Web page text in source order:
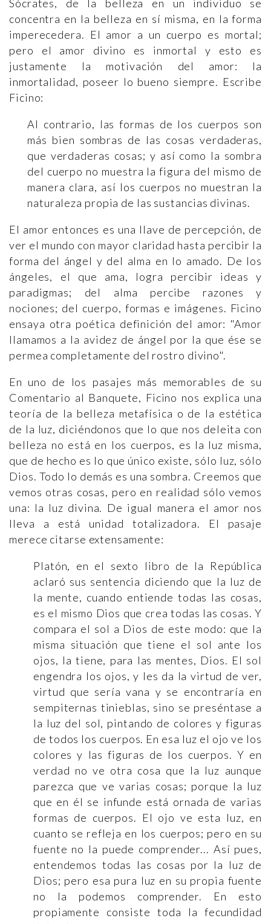
Sócrates, de la belleza en un individuo se
concentra en la belleza en sí misma, en la forma
imperecedera. El amor a un cuerpo es mortal;
pero el amor divino es inmortal y esto es
justamente la motivación del amor: la
inmortalidad, poseer lo bueno siempre. Escribe
Ficino:
Al contrario, las formas de los cuerpos son
más bien sombras de las cosas verdaderas,
que verdaderas cosas; y así como la sombra
del cuerpo no muestra la figura del mismo de
manera clara, así los cuerpos no muestran la
naturaleza propia de las sustancias divinas.
El amor entonces es una llave de percepción, de
ver el mundo con mayor claridad hasta percibir la
forma del ángel y del alma en lo amado. De los
ángeles, el que ama, logra percibir ideas y
paradigmas; del alma percibe razones y
nociones; del cuerpo, formas e imágenes. Ficino
ensaya otra poética definición del amor: "Amor
llamamos a la avidez de ángel por la que ése se
permea completamente del rostro divino".
En uno de los pasajes más memorables de su
Comentario al Banquete, Ficino nos explica una
teoría de la belleza metafísica o de la estética
de la luz, diciéndonos que lo que nos deleita con
belleza no está en los cuerpos, es la luz misma,
que de hecho es lo que único existe, sólo luz, sólo
Dios. Todo lo demás es una sombra. Creemos que
vemos otras cosas, pero en realidad sólo vemos
una: la luz divina. De igual manera el amor nos
lleva a está unidad totalizadora. El pasaje
merece citarse extensamente:
Platón, en el sexto libro de la República
aclaró sus sentencia diciendo que la luz de
la mente, cuando entiende todas las cosas,
es el mismo Dios que crea todas las cosas. Y
compara el sol a Dios de este modo: que la
misma situación que tiene el sol ante los
ojos, la tiene, para las mentes, Dios. El sol
engendra los ojos, y les da la virtud de ver,
virtud que sería vana y se encontraría en
sempiternas tinieblas, sino se preséntase a
la luz del sol, pintando de colores y figuras
de todos los cuerpos. En esa luz el ojo ve los
colores y las figuras de los cuerpos. Y en
verdad no ve otra cosa que la luz aunque
parezca que ve varias cosas; porque la luz
que en él se infunde está ornada de varias
formas de cuerpos. El ojo ve esta luz, en
cuanto se refleja en los cuerpos; pero en su
fuente no la puede comprender... Así pues,
entendemos todas las cosas por la luz de
Dios; pero esa pura luz en su propia fuente
no la podemos comprender. En esto
propiamente consiste toda la fecundidad